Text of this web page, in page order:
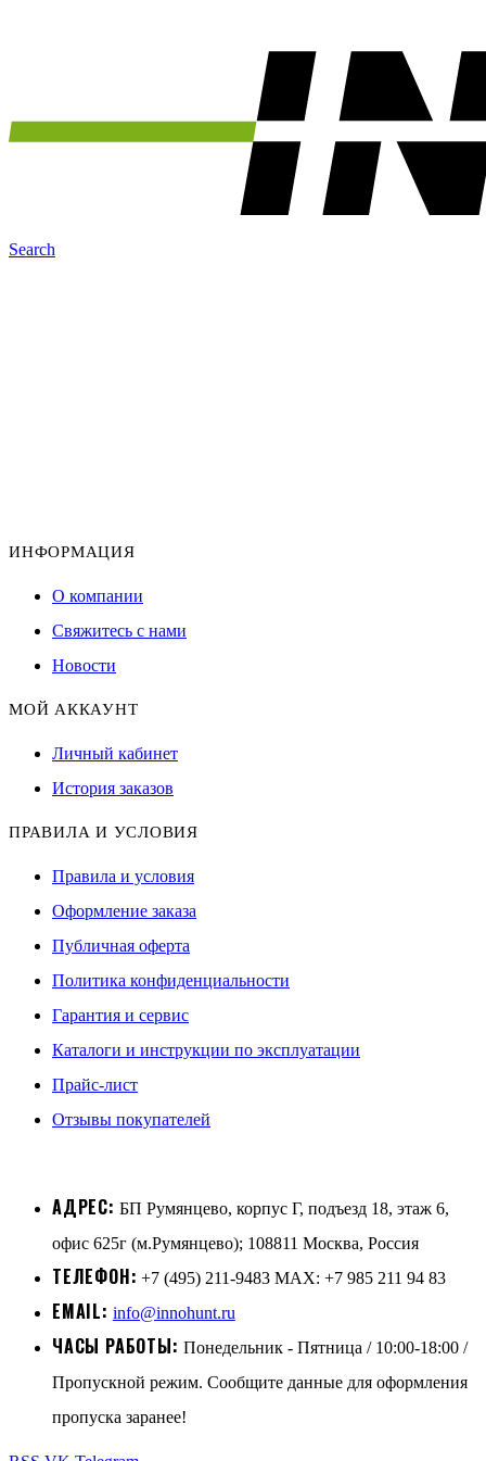
Search
ИНФОРМАЦИЯ
О компании
Свяжитесь с нами
Новости
МОЙ АККАУНТ
Личный кабинет
История заказов
ПРАВИЛА И УСЛОВИЯ
Правила и условия
Оформление заказа
Публичная оферта
Политика конфиденциальности
Гарантия и сервис
Каталоги и инструкции по эксплуатации
Прайс-лист
Отзывы покупателей
АДРЕС: БП Румянцево, корпус Г, подъезд 18, этаж 6,
офис 625г (м.Румянцево); 108811 Москва, Россия
ТЕЛЕФОН: +7 (495) 211-9483 MAX: +7 985 211 94 83
EMAIL: info@innohunt.ru
ЧАСЫ РАБОТЫ: Понедельник - Пятница / 10:00-18:00 /
Пропускной режим. Сообщите данные для оформления
пропуска заранее!